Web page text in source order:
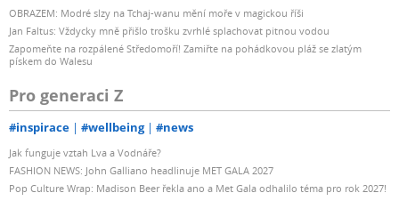
OBRAZEM: Modré slzy na Tchaj-wanu mění moře v magickou říši
Jan Faltus: Vždycky mně přišlo trošku zvrhlé splachovat pitnou vodou
Zapomeňte na rozpálené Středomoří! Zamiřte na pohádkovou pláž se zlatým
pískem do Walesu
Pro generaci Z
#inspirace #wellbeing #news
Jak funguje vztah Lva a Vodnáře?
FASHION NEWS: John Galliano headlinuje MET GALA 2027
Pop Culture Wrap: Madison Beer řekla ano a Met Gala odhalilo téma pro rok 2027!